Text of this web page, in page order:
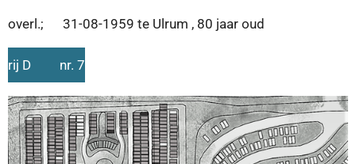
overl.; 31-08-1959 te Ulrum , 80 jaar oud
rij D nr. 7